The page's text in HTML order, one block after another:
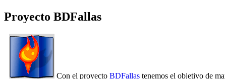
Proyecto BDFallas
Con el proyecto BDFallas tenemos el objetivo de